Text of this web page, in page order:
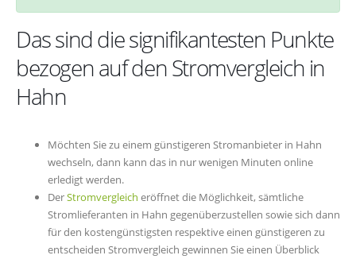
Das sind die signifikantesten Punkte
bezogen auf den Stromvergleich in
Hahn
Möchten Sie zu einem günstigeren Stromanbieter in Hahn
wechseln, dann kann das in nur wenigen Minuten online
erledigt werden.
DerStromvergleich eröffnet die Möglichkeit, sämtliche
Stromlieferanten in Hahn gegenüberzustellen sowie sich dann
für den kostengünstigsten respektive einen günstigeren zu
entscheiden Stromvergleich gewinnen Sie einen Überblick